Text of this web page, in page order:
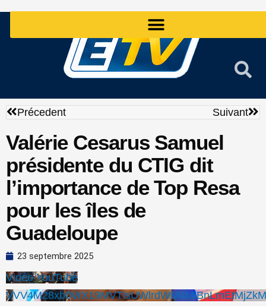
Précédent
Précedent Suivant
Valérie Cesarus Samuel
présidente du CTIG dit
l’importance de Top Resa
pour les îles de
Guadeloupe
23 septembre 2025
Vidéo YouTube